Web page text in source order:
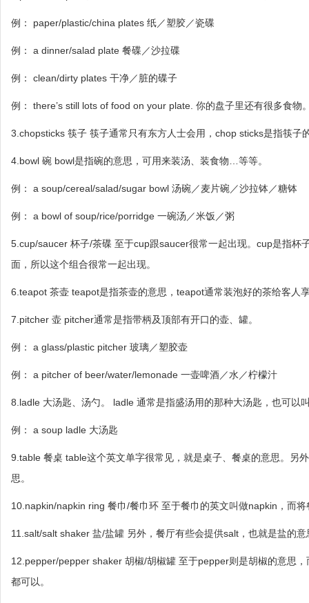
例： paper/plastic/china plates 纸／塑胶／瓷碟
例： a dinner/salad plate 餐碟／沙拉碟
例： clean/dirty plates 干净／脏的碟子
例： there’s still lots of food on your plate. 你的盘子里还有很多食物
3.chopsticks 筷子 筷子通常只有东方人士会用，chop sticks是指筷子
4.bowl 碗 bowl是指碗的意思，可用来装汤、装食物…等等。
例： a soup/cereal/salad/sugar bowl 汤碗／麦片碗／沙拉钵／糖钵
例： a bowl of soup/rice/porridge 一碗汤／米饭／粥
5.cup/saucer 杯子/茶碟 至于cup跟saucer很常一起出现。cup是指
面，所以这个组合很常一起出现。
6.teapot 茶壶 teapot是指茶壶的意思，teapot通常装泡好的茶给客人
7.pitcher 壶 pitcher通常是指带柄及顶部有开口的壶、罐。
例： a glass/plastic pitcher 玻璃／塑胶壶
例： a pitcher of beer/water/lemonade 一壶啤酒／水／柠檬汁
8.ladle 大汤匙、汤勺。 ladle 通常是指盛汤用的那种大汤匙，也可以
例： a soup ladle 大汤匙
9.table 餐桌 table这个英文单字很常见，就是桌子、餐桌的意思。另
思。
10.napkin/napkin ring 餐巾/餐巾环 至于餐巾的英文叫做napkin，而
11.salt/salt shaker 盐/盐罐 另外，餐厅有些会提供salt，也就是盐的
12.pepper/pepper shaker 胡椒/胡椒罐 至于pepper则是胡椒的意思
都可以。